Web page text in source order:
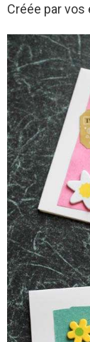
Créée par vos